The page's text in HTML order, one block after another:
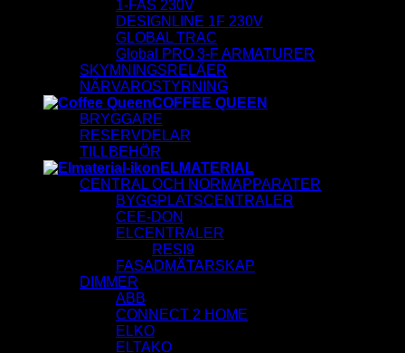
1-FAS 230V
DESIGNLINE 1F 230V
GLOBAL TRAC
Global PRO 3-F ARMATURER
SKYMNINGSRELÄER
NÄRVAROSTYRNING
COFFEE QUEEN
BRYGGARE
RESERVDELAR
TILLBEHÖR
ELMATERIAL
CENTRAL OCH NORMAPPARATER
BYGGPLATSCENTRALER
CEE-DON
ELCENTRALER
RESI9
FASADMÄTARSKAP
DIMMER
ABB
CONNECT 2 HOME
ELKO
ELTAKO